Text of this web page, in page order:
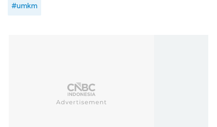
#umkm